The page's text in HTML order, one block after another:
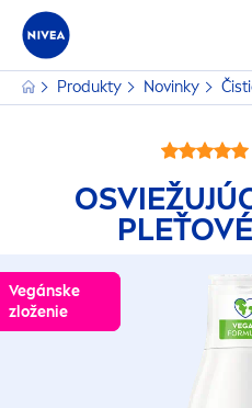
Produkty Novinky
Vegánske
zloženie
Vegánske
zloženie